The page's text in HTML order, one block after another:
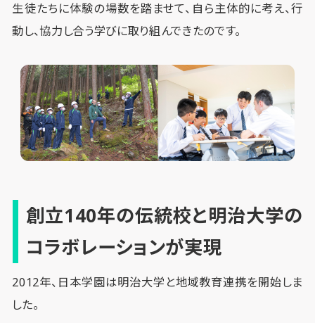
生徒たちに体験の場数を踏ませて、自ら主体的に考え、行
動し、協力し合う学びに取り組んできたのです。
創立140年の伝統校と明治大学の
コラボレーションが実現
2012年、日本学園は明治大学と地域教育連携を開始しま
した。